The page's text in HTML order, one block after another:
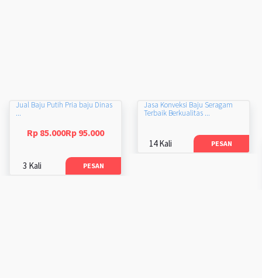
Jual Baju Putih Pria baju Dinas
...
Rp 85.000Rp 95.000
3 Kali PESAN
Jasa Konveksi Baju Seragam
Terbaik Berkualitas ...
14 Kali PESAN